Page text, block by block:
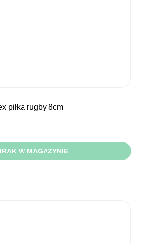
piłka rugby 8cm
W MAGAZYNIE